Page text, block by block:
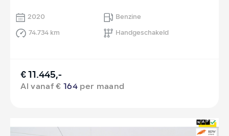
2020
Benzine
74.734 km
Handgeschakeld
€ 11.445,-
Al vanaf €164 per maand